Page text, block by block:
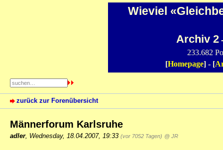
Wieviel
Archiv 2
233.682
[Homepage] - [
zurück zur Forenübersicht
Männerforum Karlsruhe
adler, Wednesday, 18.04.2007, 19:33 (vor 7052 Tagen) @ JR